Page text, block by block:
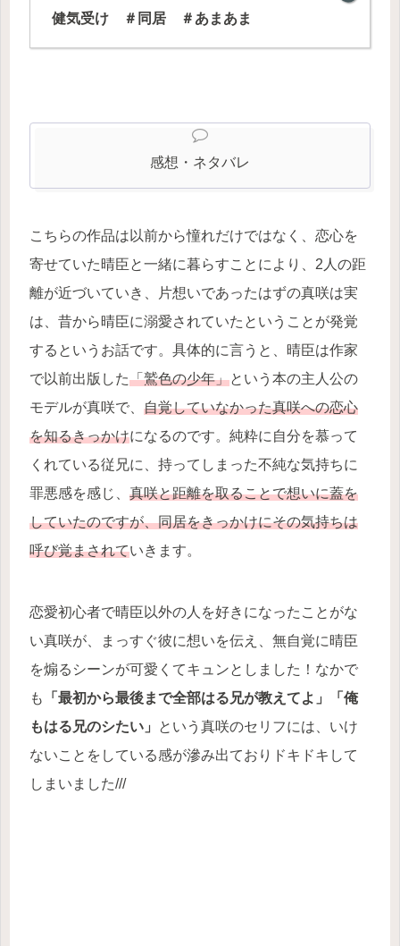
健気受け ＃同居 ＃あまあま
感想・ネタバレ
こちらの作品は以前から憧れだけではなく、恋心を
寄せていた晴臣と一緒に暮らすことにより、2人の距
離が近づいていき、片想いであったはずの真咲は実
は、昔から晴臣に溺愛されていたということが発覚
するというお話です。具体的に言うと、晴臣は作家
で以前出版した「鷲色の少年」という本の主人公の
モデルが真咲で、 自覚していなかった真咲への恋心
を知るきっかけになるのです。純粋に自分を慕って
くれている従兄に、持ってしまった不純な気持ちに
罪悪感を感じ、 真咲と距離を取ることで想いに蓋を
していたのですが、同居をきっかけにその気持ちは
呼び覚まされていきます。
恋愛初心者で晴臣以外の人を好きになったことがな
い真咲が、まっすぐ彼に想いを伝え、無自覚に晴臣
を煽るシーンが可愛くてキュンとしました！なかで
も
「最初から最後まで全部はる兄が教えてよ」「俺
もはる兄のシたい」
という真咲のセリフには、いけ
ないことをしている感が滲み出ておりドキドキして
しまいました///